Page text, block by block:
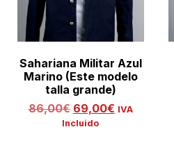
Sahariana Militar Azul
Marino (Este modelo
talla grande)
86,00€ 69,00€ IVA
Incluido